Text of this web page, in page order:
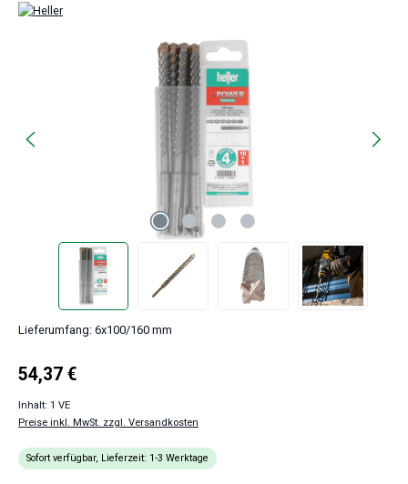
Lieferumfang: 6x100/160 mm
Regulärer Preis:
54,37 €
Inhalt: 1 VE
Preise inkl. MwSt. zzgl. Versandkosten
Sofort verfügbar, Lieferzeit: 1-3 Werktage